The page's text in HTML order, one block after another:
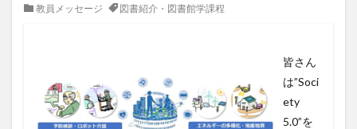
教員メッセージ 図書紹介・図書館学課程
皆さん
は”Soci
ety
5.0”を